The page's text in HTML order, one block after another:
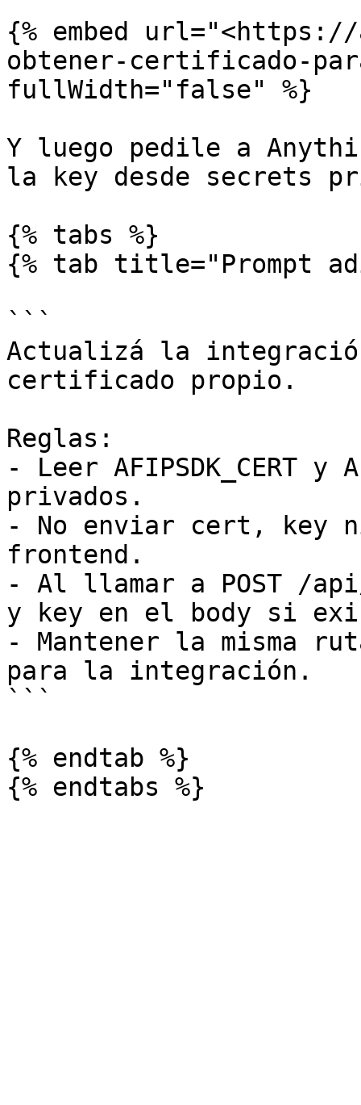
{% embed
obtener-certificado-
fullWidth="false" %}
Y luego pedile a
la key desde secrets
{% tabs %}
{% tab title="Prompt
```
Actualizá la
certificado propio.
Reglas:
- Leer AFIPSDK_CERT y
privados.
- No enviar cert, key ni
frontend.
- Al llamar a POST /
y key en el body si
- Mantener la misma
para la integración.
```
{% endtab %}